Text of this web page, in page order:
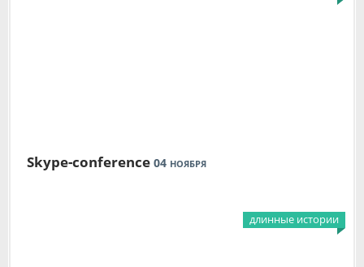
Skype-conference 04 НОЯБРЯ
длинные истории